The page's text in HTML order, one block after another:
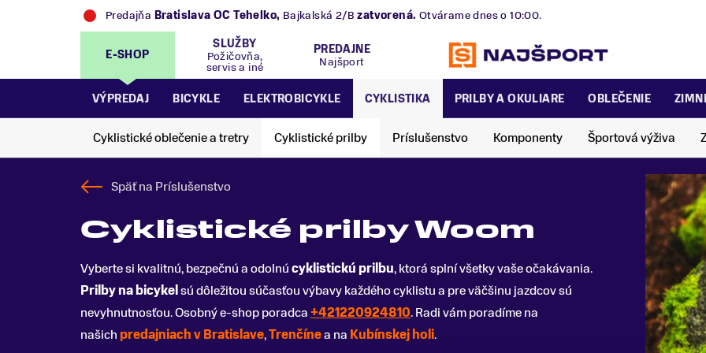
Predajňa Bratislava OC Tehelko, Bajkalská 2/B zatvorená. Otvárame dnes o 10:00.
E-SHOP
SLUŽBY
Požičovňa,
servis a iné
PREDAJNE
Najšport
VÝPREDAJ BICYKLE ELEKTROBICYKLE CYKLISTIKA PRILBY A OKULIARE OBLEČENIE
Cyklistické oblečenie a tretry Cyklistické prilby Príslušenstvo Komponenty Športová výživa
Späť na Príslušenstvo
Cyklistické prilby Woom
Vyberte si kvalitnú, bezpečnú a odolnúcyklistickú prilbu, ktorá splní všetky vaše očakávania.
Prilby na bicykelsú dôležitou súčasťou výbavy každého cyklistu a pre väčšinu jazdcov sú
nevyhnutnosťou. Osobný e-shop poradca+421220924810. Radi vám poradíme na
našich predajniach v Bratislave,Trenčínea na Kubínskej holi.